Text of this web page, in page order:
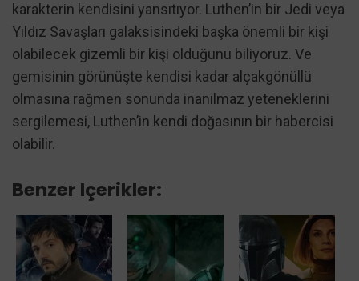
karakterin kendisini yansıtıyor. Luthen’in bir Jedi veya
Yıldız Savaşları galaksisindeki başka önemli bir kişi
olabilecek gizemli bir kişi olduğunu biliyoruz. Ve
gemisinin görünüşte kendisi kadar alçakgönüllü
olmasına rağmen sonunda inanılmaz yeteneklerini
sergilemesi, Luthen’in kendi doğasının bir habercisi
olabilir.
Benzer Içerikler: